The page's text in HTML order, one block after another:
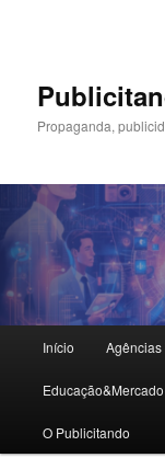
principal
Propaganda,
principal
Início Agências
Educação&Mercado
O Publicitando